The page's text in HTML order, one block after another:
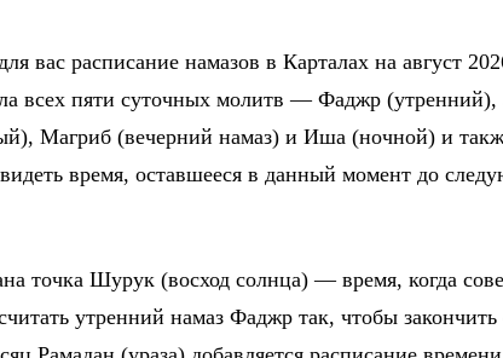
вас расписание намазов в Карталах на август
всех пяти суточных молитв — Фаджр (утренний),
Магриб (вечерний намаз) и Иша (ночной) и
время, оставшееся в данный момент до
точка Шурук (восход солнца) — время, когда
утренний намаз Фаджр так, чтобы закончить